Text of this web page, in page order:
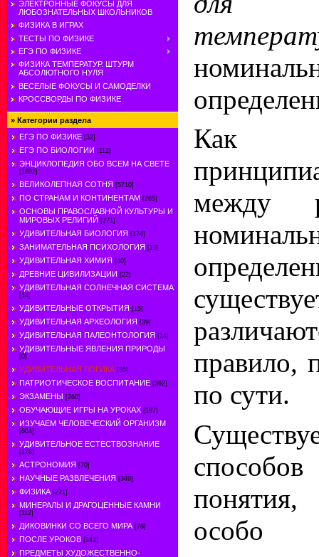
ЭЛЕКТРОННЫЕ ФОКУСЫ ДЛЯ
ЛЮБОЗНАТЕЛЬНЫХ ШКОЛЬНИКОВ
ФИЗИКА В ИГРАХ
ТЕСТЫ ПО ФИЗИКЕ
ЕГЭ ПО ФИЗИКЕ
ФИЗИКА ТЕМПЕРАТУР. ШТУРМ
АБСОЛЮТНОГО НУЛЯ
ВЕСЕЛЫЕ ФОКУСЫ И САМОДЕЛКИ
КРОССВОРДЫ ПО ФИЗИКЕ
» Категории раздела
ЕГЭ ПО ФИЗИКЕ [32]
ЕГЭ ПО БИОЛОГИИ [112]
ЭНЦИКЛОПЕДИЯ ОБО ВСЕМ НА СВЕТЕ
[1692]
ВЕЛИКОЛЕПНАЯ СОТНЯ [5710]
ПО СТРАНАМ И КОНТИНЕНТАМ [265]
ОСНОВЫ ПРАВОСЛАВНОЙ КУЛЬТУРЫ И
МИРОВЫХ РЕЛИГИЙ [271]
УДИВИТЕЛЬНАЯ БИОЛОГИЯ [174]
ЗАНИМАТЕЛЬНАЯ ПСИХОЛОГИЯ [19]
УДИВИТЕЛЬНАЯ ХИМИЯ [40]
ДРЕВНИЕ ЦИВИЛИЗАЦИИ [22]
УДИВИТЕЛЬНАЯ СОЛНЕЧНАЯ СИСТЕМА
[14]
УДИВИТЕЛЬНЫЕ ОТКРЫТИЯ [15]
УДИВИТЕЛЬНАЯ АРХЕОЛОГИЯ [39]
УДИВИТЕЛЬНАЯ ПАЛЕОНТОЛОГИЯ [14]
УДИВИТЕЛЬНЫЕ ЯВЛЕНИЯ ПРИРОДЫ
[0]
УДИВИТЕЛЬНАЯ ЛОГИКА [35]
ПАТРИОТИЧЕСКОЕ ВОСПИТАНИЕ [362]
ЭКЗАМЕНЫ [260]
ОБУЧАЮЩИЕ ИГРЫ НА УРОКАХ [197]
ИЗУЧАЕМ ЧЕЛОВЕЧЕСКИЙ ОРГАНИЗМ
[604]
УДИВИТЕЛЬНОЕ ЕСТЕСТВОЗНАНИЕ
[178]
АСТРОНОМИЯ [70]
НАУЧНЫЕ РАЗВЛЕЧЕНИЯ [349]
ФИЗИКА [271]
МИНЕРАЛЫ И ДРАГОЦЕННЫЕ КАМНИ
[112]
ДИКОВИНКИ СО ВСЕГО МИРА [78]
ПОСЛЕ УРОКОВ [242]
ПРЕДМЕТЫ ХУДОЖЕСТВЕННО-
Как
между
правило,
по сути.
особо